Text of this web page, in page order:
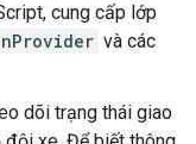
cung cấp lớp
và các
dõi trạng thái giao